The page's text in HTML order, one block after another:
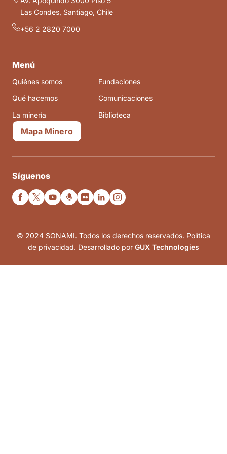
Las Condes, Santiago, Chile
+56 2 2820 7000
Menú
Quiénes somos
Qué hacemos
La minería
Fundaciones
Comunicaciones
Biblioteca
Mapa Minero
Síguenos
© 2024 SONAMI. Todos los derechos reservados. Política
de privacidad. Desarrollado por GUX Technologies